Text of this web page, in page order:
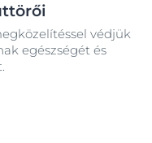
védjük
egészségét és